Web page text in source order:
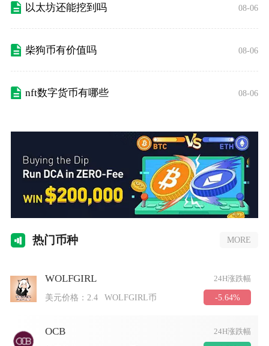
以太坊还能挖到吗 08-06
柴狗币有价值吗 08-06
nft数字货币有哪些 08-06
热门币种 MORE
WOLFGIRL 24H涨跌幅
美元价格： 2.4 WOLFGIRL币 -5.64%
OCB 24H涨跌幅